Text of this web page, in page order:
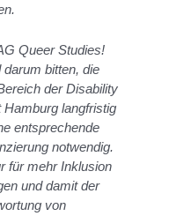
Queer Studies!
bitten, die
der Disability
langfristig
entsprechende
notwendig.
für mehr Inklusion
und damit der
von